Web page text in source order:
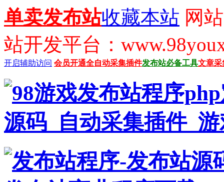
单卖发布站收藏本站 网
站开发平台：
开启辅助访问 会员开通全自动采集插件发布站必备工具文章采